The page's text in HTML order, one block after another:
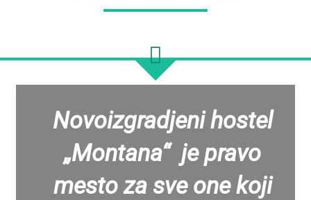
Novoizgradjeni hostel
„Montana“ je pravo
mesto za sve one koji